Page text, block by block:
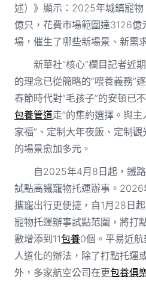
述）》顯示：2025年城鎮寵
億只，花費市場範圍達3126億
場，催生了哪些新場景、新需
新華社“核心”欄目記者近
的理念已從簡略的“喂養義務”
春節時代對“毛孩子”的安頓已
包養管道走”的集約選擇。與
家福”、定制大年夜飯、定制
的場景愈加多元。
自2025年4月8日起，鐵
試點高鐵寵物托運辦事。
攜寵出行更便捷，自1月28日
寵物托運辦事試點范圍，將打
數增添到11包養0個。平易近
人道化的辦法，除了打點托運
外，多家航空公司在更包養俱